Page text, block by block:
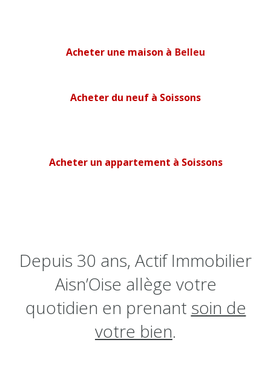
Acheter une maison à Belleu
Acheter du neuf à Soissons
Acheter un appartement à Soissons
Depuis 30 ans, Actif Immobilier
Aisn’Oise allège votre
quotidien en prenant soin de
votre bien.